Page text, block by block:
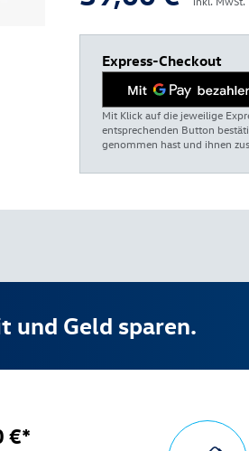
Express-Checkout
Mit Klick auf die jeweilige
entsprechenden Button
genommen hast und ihnen
und Geld sparen.
€*